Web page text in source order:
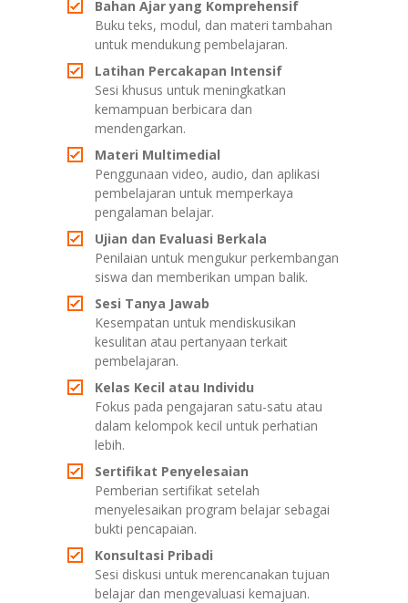
Bahan Ajar yang Komprehensif
Buku teks, modul, dan materi tambahan
untuk mendukung pembelajaran.
Latihan Percakapan Intensif
Sesi khusus untuk meningkatkan
kemampuan berbicara dan
mendengarkan.
Materi Multimedial
Penggunaan video, audio, dan aplikasi
pembelajaran untuk memperkaya
pengalaman belajar.
Ujian dan Evaluasi Berkala
Penilaian untuk mengukur perkembangan
siswa dan memberikan umpan balik.
Sesi Tanya Jawab
Kesempatan untuk mendiskusikan
kesulitan atau pertanyaan terkait
pembelajaran.
Kelas Kecil atau Individu
Fokus pada pengajaran satu-satu atau
dalam kelompok kecil untuk perhatian
lebih.
Sertifikat Penyelesaian
Pemberian sertifikat setelah
menyelesaikan program belajar sebagai
bukti pencapaian.
Konsultasi Pribadi
Sesi diskusi untuk merencanakan tujuan
belajar dan mengevaluasi kemajuan.